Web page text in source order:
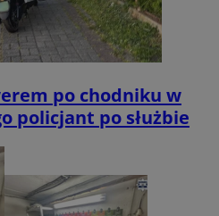
po chodniku w
policjant po służbie